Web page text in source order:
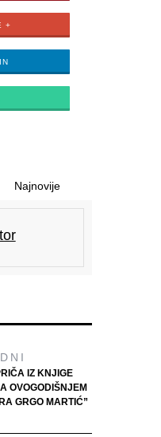
+
Najnovije
IZ KNJIGE
OVOGODIŠNJEM
GRGO MARTIĆ”